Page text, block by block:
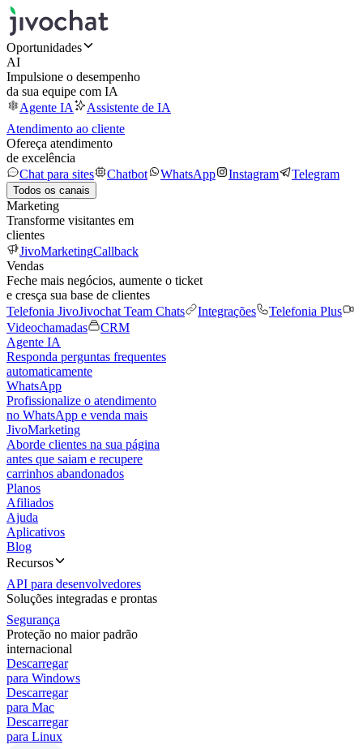
Oportunidades
AI
Impulsione o desempenho
da sua equipe com IA
Agente IA
Assistente de IA
Atendimento ao cliente
Ofereça atendimento
de excelência
Chat para sites
Chatbot WhatsApp Instagram Telegram
Todos os canais
Marketing
Transforme visitantes em
clientes
JivoMarketingCallback
Vendas
Feche mais negócios, aumente o ticket
e cresça sua base de clientes
Telefonia JivoJivochat Team Chats Integrações
Telefonia Plus
Videochamadas
CRM
Agente IA
Responda perguntas frequentes
automaticamente
WhatsApp
Profissionalize o atendimento
no WhatsApp e venda mais
JivoMarketing
Aborde clientes na sua página
antes que saiam e recupere
carrinhos abandonados
Planos
Afiliados
Ajuda
Aplicativos
Blog
Recursos
API para desenvolvedores
Soluções integradas e prontas
Segurança
Proteção no maior padrão
internacional
Descarregar
para Windows
Descarregar
para Mac
Descarregar
para Linux